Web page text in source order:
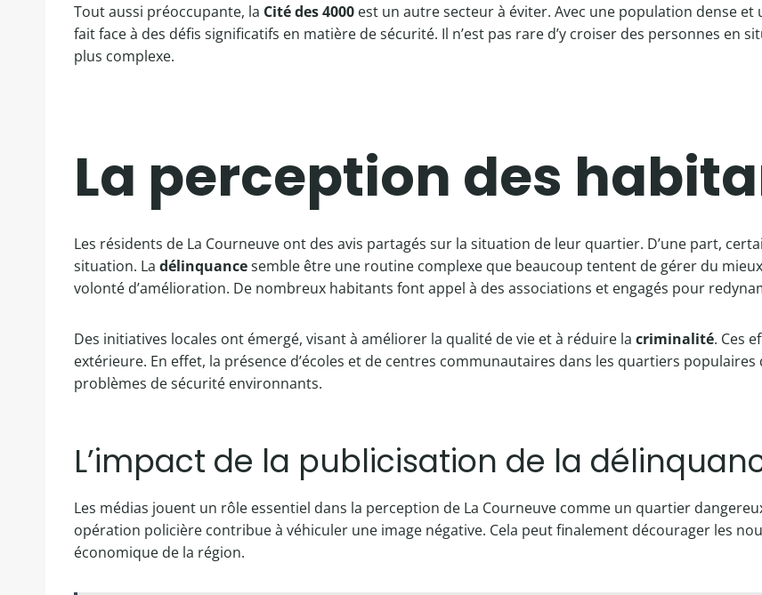
Tout aussi préoccupante, la Cité des 4000 est un autre secteur à éviter. Avec une population dense
fait face à des défis significatifs en matière de sécurité. Il n’est pas rare d’y croiser des personnes en
plus complexe.
La perception des
Les résidents de La Courneuve ont des avis partagés sur la situation de leur quartier. D’une part,
situation. La délinquancesemble être une routine complexe que beaucoup tentent de gérer du
volonté d’amélioration. De nombreux habitants font appel à des associations et engagés pour
Des initiatives locales ont émergé, visant à améliorer la qualité de vie et à réduire la criminalité. Ces
extérieure. En effet, la présence d’écoles et de centres communautaires dans les quartiers
problèmes de sécurité environnants.
L’impact de la publicisation de la
Les médias jouent un rôle essentiel dans la perception de La Courneuve comme un quartier
opération policière contribue à véhiculer une image négative. Cela peut finalement décourager les
économique de la région.